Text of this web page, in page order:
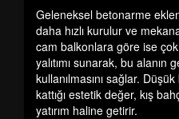
Geleneksel betonarme
daha hızlı kurulur ve
cam balkonlara göre ise
yalıtımı sunarak, bu alanın
kullanılmasını sağlar. Düşük
kattığı estetik değer, kış
yatırım haline getirir.